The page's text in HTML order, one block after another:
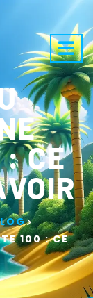
: CE
>
100 : CE